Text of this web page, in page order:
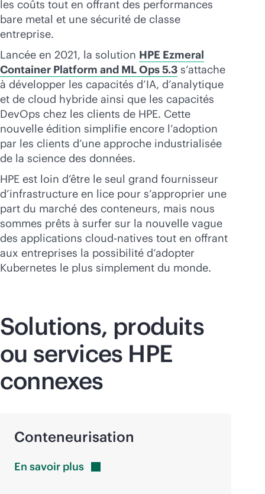
les coûts tout en offrant des performances
bare metal et une sécurité de classe
entreprise.
Lancée en 2021, la solution HPE Ezmeral
Container Platform and ML Ops 5.3 s’attache
à développer les capacités d’IA, d’analytique
et de cloud hybride ainsi que les capacités
DevOps chez les clients de HPE. Cette
nouvelle édition simplifie encore l’adoption
par les clients d’une approche industrialisée
de la science des données.
HPE est loin d’être le seul grand fournisseur
d’infrastructure en lice pour s’approprier une
part du marché des conteneurs, mais nous
sommes prêts à surfer sur la nouvelle vague
des applications cloud-natives tout en offrant
aux entreprises la possibilité d’adopter
Kubernetes le plus simplement du monde.
Solutions, produits
ou services HPE
connexes
Conteneurisation
En savoir plus